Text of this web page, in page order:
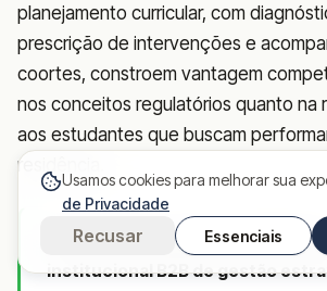
planejamento curricular, com
prescrição de intervenções e
coortes, constroem vantagem
nos conceitos regulatórios quanto na
aos estudantes que buscam
residência.
O SPR Med é a primeira
institucional B2B de gestão
Usamos cookies para melhorar sua
de Privacidade
Recusar Essenciais